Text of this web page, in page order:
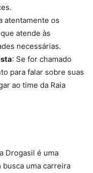
atentamente os
atende às
necessárias.
: Se for chamado
para falar sobre suas
ao time da Raia
Drogasil é uma
uma carreira